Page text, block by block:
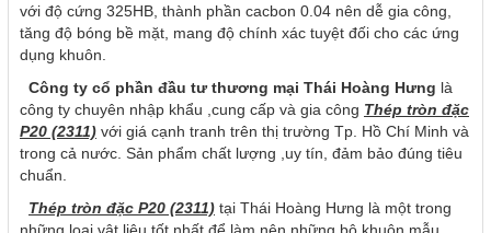
với độ cứng 325HB, thành phần cacbon 0.04 nên dễ gia công,
tăng độ bóng bề mặt, mang độ chính xác tuyệt đối cho các ứng
dụng khuôn.
Công ty cổ phần đầu tư thương mại Thái Hoàng Hưng là
công ty chuyên nhập khẩu ,cung cấp và gia công Thép tròn đặc
P20 (2311) với giá cạnh tranh trên thị trường Tp. Hồ Chí Minh và
trong cả nước. Sản phẩm chất lượng ,uy tín, đảm bảo đúng tiêu
chuẩn.
Thép tròn đặc P20 (2311) tại Thái Hoàng Hưng là một trong